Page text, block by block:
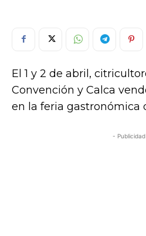
El 1 y 2 de abril,
Convención y Calca
en la feria gastronómica
-